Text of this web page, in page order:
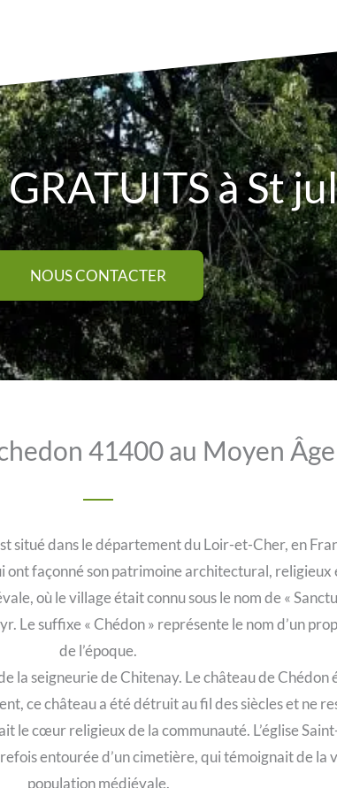
à St
NOUS CONTACTER
41400 au Moyen Âge
situé dans le département du Loir-et-Cher, en
ont façonné son patrimoine architectural, religieux
où le village était connu sous le nom de «
Le suffixe « Chédon » représente le nom d’un
de l’époque.
seigneurie de Chitenay. Le château de
ce château a été détruit au fil des siècles et ne
le cœur religieux de la communauté. L’église
entourée d’un cimetière, qui témoignait de
population médiévale.